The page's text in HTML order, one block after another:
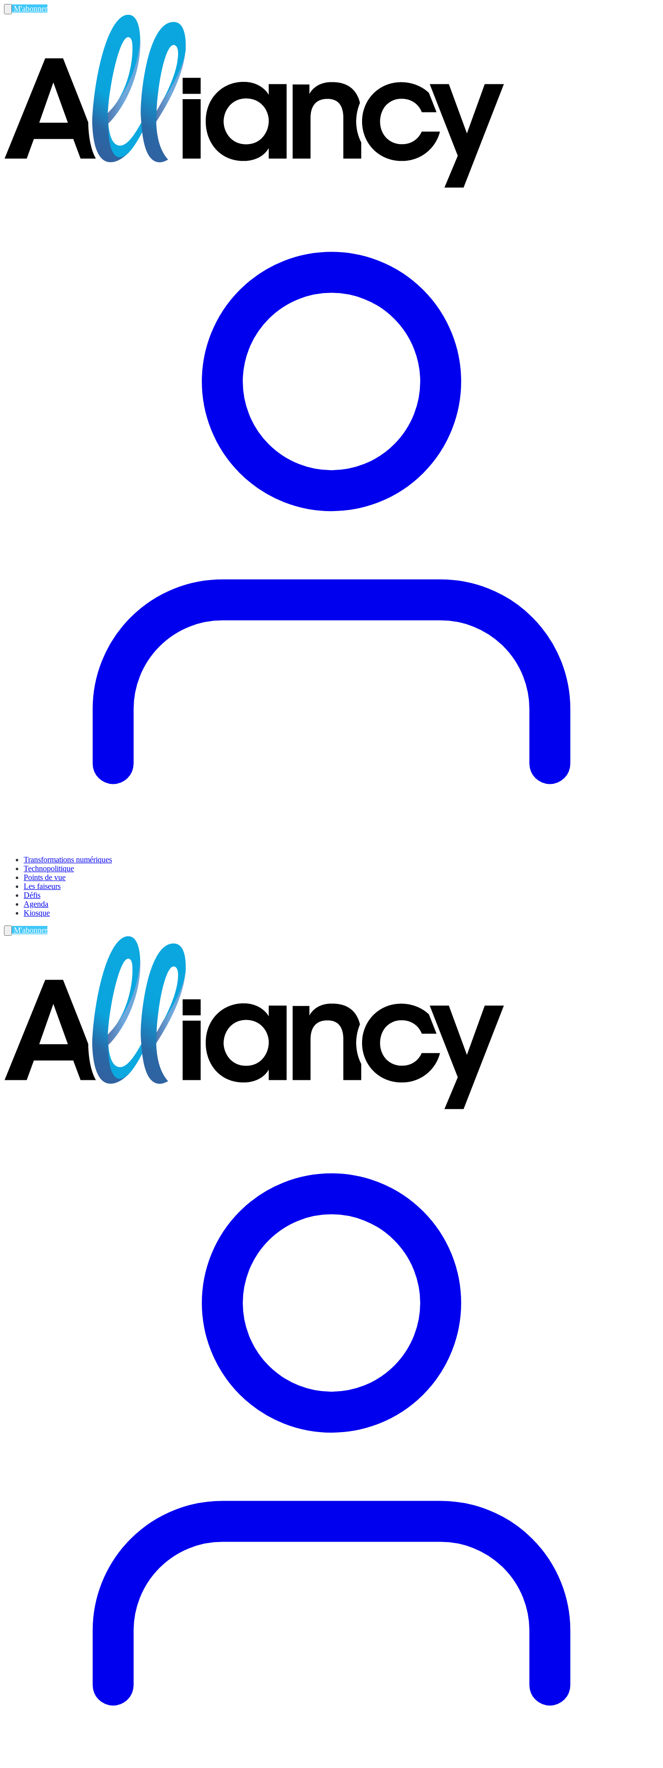
M'abonner
Transformations numériques
Technopolitique
Points de vue
Les faiseurs
Défis
Agenda
Kiosque
M'abonner